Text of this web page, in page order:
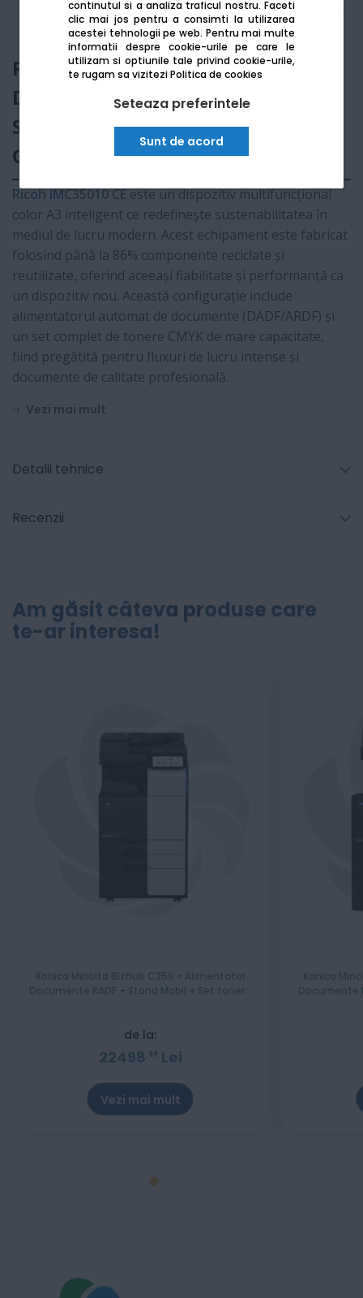
continutul si a analiza traficul nostru. Faceti
clic mai jos pentru a consimti la utilizarea
acestei tehnologii pe web. Pentru mai multe
informatii despre cookie-urile pe care le
utilizam si optiunile tale privind cookie-urile,
te rugam sa viziteziPolitica de cookies
Seteaza preferintele
Sunt de acord
Ricoh IMC35010 CE + Alimentator
Documente ARDF + Stand Mobil +
Set tonere CMYK - Instalare
Gratuita
Ricoh IMC35010 CEeste un dispozitiv multifuncțional
color A3 inteligent ce redefinește sustenabilitatea în
mediul de lucru modern. Acest echipament este fabricat
folosind până la 86% componente reciclate și
reutilizate, oferind aceeași fiabilitate și performanță ca
un dispozitiv nou. Această configurație include
alimentatorul automat de documente (DADF/ARDF) și
un set complet de tonere CMYK de mare capacitate,
fiind pregătită pentru fluxuri de lucru intense și
documente de calitate profesională.
Vezi mai mult
Detalii tehnice
Recenzii
Am găsit câteva produse care
te-ar interesa!
Konica Minolta Bizhub C251i + Alimentator
Documente RADF + Stand Mobil + Set tonere
de la:
22498 99 Lei
Vezi mai mult
Konica
Documente